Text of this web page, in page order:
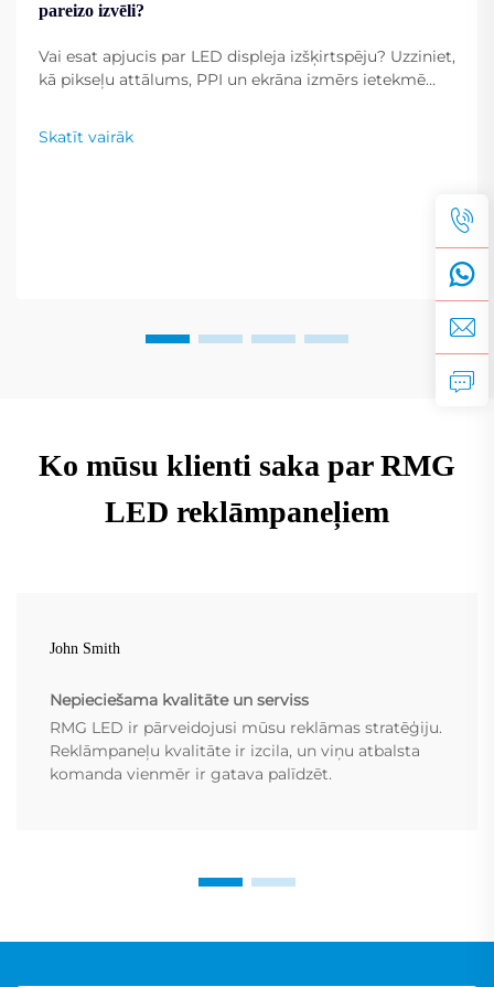
pareizo izvēli?
Vai esat apjucis par LED displeja izšķirtspēju? Uzziniet,
kā pikseļu attālums, PPI un ekrāna izmērs ietekmē
izvēlēties optimālo izšķirtspēju saviem mērķiem.
Skatīt vairāk
Ko mūsu klienti saka par RMG
LED reklāmpaneļiem
John Smith
Nepieciešama kvalitāte un serviss
RMG LED ir pārveidojusi mūsu reklāmas stratēģiju.
Reklāmpaneļu kvalitāte ir izcila, un viņu atbalsta
komanda vienmēr ir gatava palīdzēt.